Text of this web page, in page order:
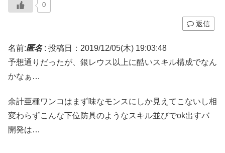
0
返信
名前:匿名: 投稿日：2019/12/05(木) 19:03:48
予想通りだったが、銀レウス以上に酷いスキル構成でなん
かなぁ…
余計亜種ワンコはまず味なモンスにしか見えてこないし相
変わらずこんな下位防具のようなスキル並びでok出すバ
開発は…